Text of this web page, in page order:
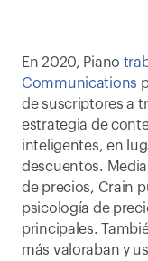
En 2020, Piano
Communications
de suscriptores a
estrategia de
inteligentes, en
descuentos.
de precios, Crain
psicología de
principales.
más valoraban y